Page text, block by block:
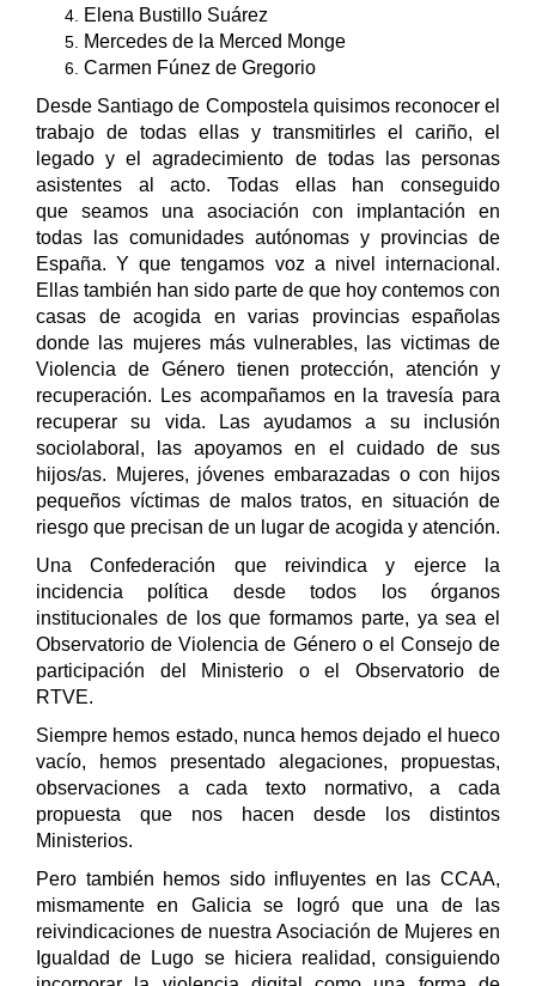
Elena Bustillo Suárez
Mercedes de la Merced Monge
Carmen Fúnez de Gregorio
Desde Santiago de Compostela quisimos reconocer el
trabajo de todas ellas y transmitirles el cariño, el
legado y el agradecimiento de todas las personas
asistentes al acto. Todas ellas han conseguido
que seamos una asociación con implantación en
todas las comunidades autónomas y provincias de
España. Y que tengamos voz a nivel internacional.
Ellas también han sido parte de que hoy contemos con
casas de acogida en varias provincias españolas
donde las mujeres más vulnerables, las victimas de
Violencia de Género tienen protección, atención y
recuperación. Les acompañamos en la travesía para
recuperar su vida. Las ayudamos a su inclusión
sociolaboral, las apoyamos en el cuidado de sus
hijos/as. Mujeres, jóvenes embarazadas o con hijos
pequeños víctimas de malos tratos, en situación de
riesgo que precisan de un lugar de acogida y atención.
Una Confederación que reivindica y ejerce la
incidencia política desde todos los órganos
institucionales de los que formamos parte, ya sea el
Observatorio de Violencia de Género o el Consejo de
participación del Ministerio o el Observatorio de
RTVE.
Siempre hemos estado, nunca hemos dejado el hueco
vacío, hemos presentado alegaciones, propuestas,
observaciones a cada texto normativo, a cada
propuesta que nos hacen desde los distintos
Ministerios.
Pero también hemos sido influyentes en las CCAA,
mismamente en Galicia se logró que una de las
reivindicaciones de nuestra Asociación de Mujeres en
Igualdad de Lugo se hiciera realidad, consiguiendo